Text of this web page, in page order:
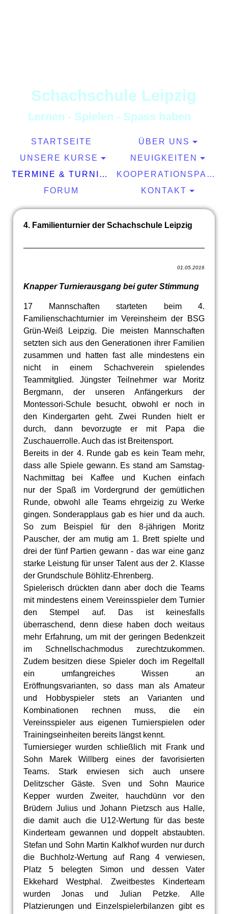
Schachschule Leipzig
Lernen - Spielen - Spass haben
STARTSEITE
ÜBER UNS
UNSERE KURSE
NEUIGKEITEN
TERMINE & TURNIERE
KOOPERATIONSPARTNER
FORUM
KONTAKT
4. Familienturnier der Schachschule Leipzig
01.05.2016
Knapper Turnierausgang bei guter Stimmung
17 Mannschaften starteten beim 4.
Familienschachturnier im Vereinsheim der BSG
Grün-Weiß Leipzig. Die meisten Mannschaften
setzten sich aus den Generationen ihrer Familien
zusammen und hatten fast alle mindestens ein
nicht in einem Schachverein spielendes
Teammitglied. Jüngster Teilnehmer war Moritz
Bergmann, der unseren Anfängerkurs der
Montessori-Schule besucht, obwohl er noch in
den Kindergarten geht. Zwei Runden hielt er
durch, dann bevorzugte er mit Papa die
Zuschauerrolle. Auch das ist Breitensport.
Bereits in der 4. Runde gab es kein Team mehr,
dass alle Spiele gewann. Es stand am Samstag-
Nachmittag bei Kaffee und Kuchen einfach
nur der Spaß im Vordergrund der gemütlichen
Runde, obwohl alle Teams ehrgeizig zu Werke
gingen. Sonderapplaus gab es hier und da auch.
So zum Beispiel für den 8-jährigen Moritz
Pauscher, der am mutig am 1. Brett spielte und
drei der fünf Partien gewann - das war eine ganz
starke Leistung für unser Talent aus der 2. Klasse
der Grundschule Böhlitz-Ehrenberg.
Spielerisch drückten dann aber doch die Teams
mit mindestens einem Vereinsspieler dem Turnier
den Stempel auf. Das ist keinesfalls
überraschend, denn diese haben doch weitaus
mehr Erfahrung, um mit der geringen Bedenkzeit
im Schnellschachmodus zurechtzukommen.
Zudem besitzen diese Spieler doch im Regelfall
ein umfangreiches Wissen an
Eröffnungsvarianten, so dass man als Amateur
und Hobbyspieler stets an Varianten und
Kombinationen rechnen muss, die ein
Vereinsspieler aus eigenen Turnierspielen oder
Trainingseinheiten bereits längst kennt.
Turniersieger wurden schließlich mit Frank und
Sohn Marek Willberg eines der favorisierten
Teams. Stark erwiesen sich auch unsere
Delitzscher Gäste. Sven und Sohn Maurice
Kepper wurden Zweiter, hauchdünn vor den
Brüdern Julius und Johann Pietzsch aus Halle,
die damit auch die U12-Wertung für das beste
Kinderteam gewannen und doppelt abstaubten.
Stefan und Sohn Martin Kalkhof wurden nur durch
die Buchholz-Wertung auf Rang 4 verwiesen,
Platz 5 belegten Simon und dessen Vater
Ekkehard Westphal. Zweitbestes Kinderteam
wurden Jonas und Julian Petzke. Alle
Platzierungen und Einzelspielerbilanzen gibt es